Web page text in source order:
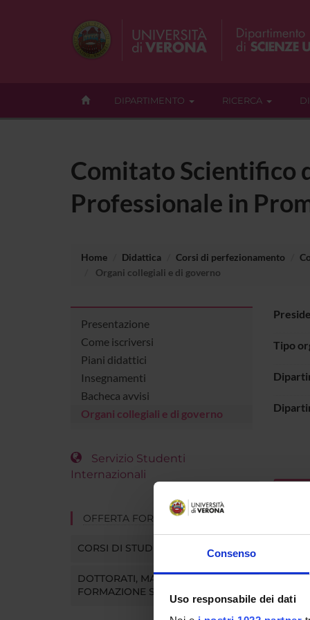
Consenso
Uso responsabile dei dati
DIPARTIMENTO RICERCA
Comitato Scientifico
Professionale in
Home Didattica Corsi di perfezionamento
Organi collegiali e di governo
Presentazione
Come iscriversi
Piani didattici
Insegnamenti
Bacheca avvisi
Organi collegiali e di governo
Servizio Studenti
Internazionali
OFFERTA FORMATIVA
CORSI DI STUDIO
DOTTORATI, MASTER E
FORMAZIONE SUPERIORE
Tipo
Giorgio